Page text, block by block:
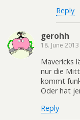
Reply
gerohh
18. June 2013
Mavericks
nur die
kommt
Oder hat
Reply